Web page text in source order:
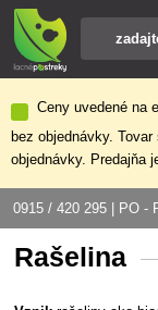
Ceny uvedené na
bez objednávky.
objednávky. Predajňa
0915 / 420 295 | PO -
Rašelina